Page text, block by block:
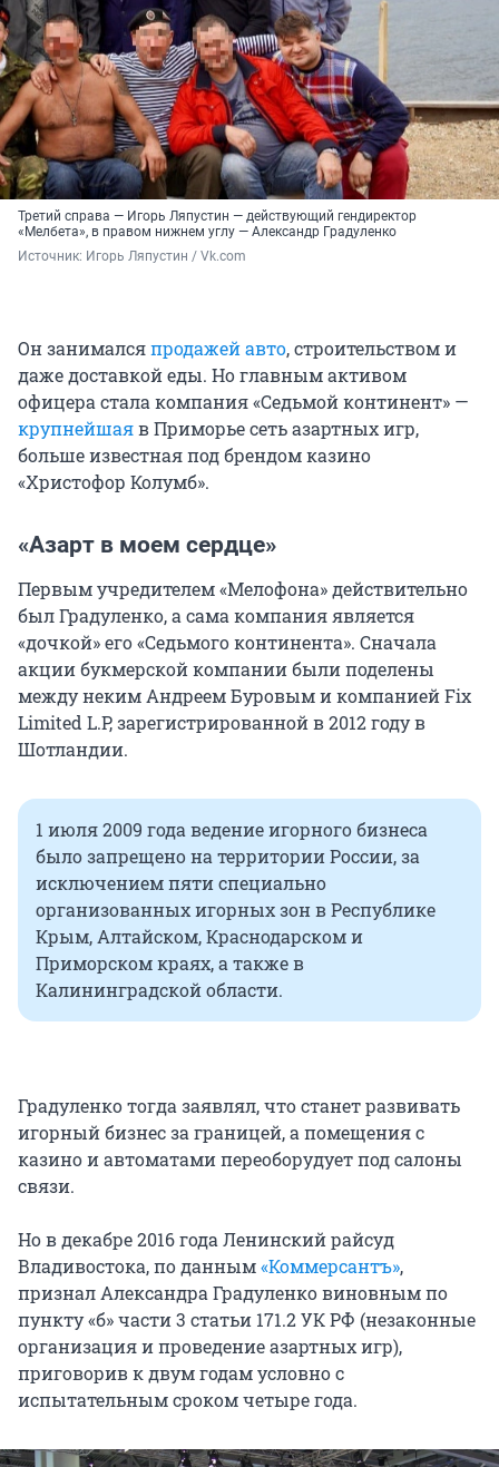
Третий справа — Игорь Ляпустин — действующий гендиректор
«Мелбета», в правом нижнем углу — Александр Градуленко
Источник: Игорь Ляпустин / Vk.com
Он занималсяпродажей авто, строительством и
даже доставкой еды. Но главным активом
офицера стала компания «Седьмой континент» —
крупнейшаяв Приморье сеть азартных игр,
больше известная под брендом казино
«Христофор Колумб».
«Азарт в моем сердце»
Первым учредителем «Мелофона» действительно
был Градуленко, а сама компания является
«дочкой» его «Седьмого континента». Сначала
акции букмерской компании были поделены
между неким Андреем Буровым и компанией Fix
Limited L.P, зарегистрированной в 2012 году в
Шотландии.
1 июля 2009 года ведение игорного бизнеса
было запрещено на территории России, за
исключением пяти специально
организованных игорных зон в Республике
Крым, Алтайском, Краснодарском и
Приморском краях, а также в
Калининградской области.
Градуленко тогда заявлял, что станет развивать
игорный бизнес за границей, а помещения с
казино и автоматами переоборудует под салоны
связи.
Но в декабре 2016 года Ленинский райсуд
Владивостока, по данным«Коммерсантъ»,
признал Александра Градуленко виновным по
пункту «б» части 3 статьи 171.2 УК РФ (незаконные
организация и проведение азартных игр),
приговорив к двум годам условно с
испытательным сроком четыре года.